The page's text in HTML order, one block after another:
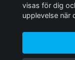
visas för dig
upplevelse när